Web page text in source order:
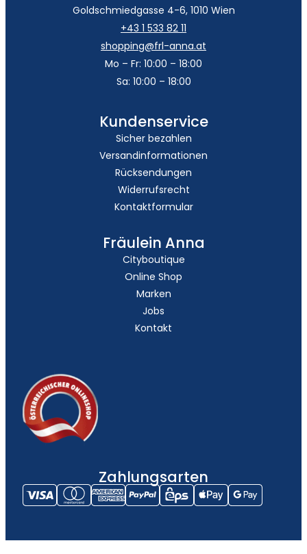
Goldschmiedgasse 4-6, 1010 Wien
+43 1 533 82 11
shopping@frl-anna.at
Mo – Fr: 10:00 – 18:00
Sa: 10:00 – 18:00
Kundenservice
Sicher bezahlen
Versandinformationen
Rücksendungen
Widerrufsrecht
Kontaktformular
Fräulein Anna
Cityboutique
Online Shop
Marken
Jobs
Kontakt
Zahlungsarten